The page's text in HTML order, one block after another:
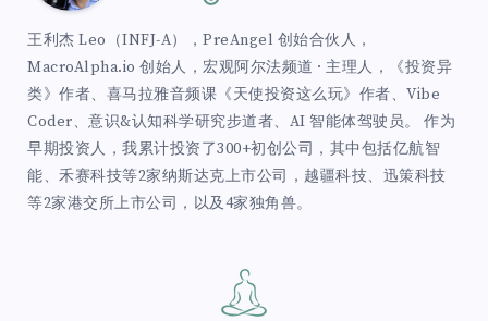
王利杰 Leo（INFJ-A），PreAngel 创始合伙人，
MacroAlpha.io 创始人，宏观阿尔法频道 · 主理人，《投资异
类》作者、喜马拉雅音频课《天使投资这么玩》作者、Vibe
Coder、意识&认知科学研究步道者、AI 智能体驾驶员。 作为
早期投资人，我累计投资了300+初创公司，其中包括亿航智
能、禾赛科技等2家纳斯达克上市公司，越疆科技、迅策科技
等2家港交所上市公司，以及4家独角兽。